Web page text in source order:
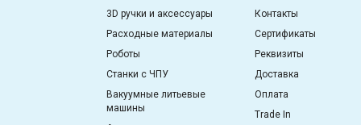
3D ручки и аксессуары
Расходные материалы
Роботы
Станки с ЧПУ
Вакуумные литьевые
машины
Контакты
Сертификаты
Реквизиты
Доставка
Оплата
Trade In